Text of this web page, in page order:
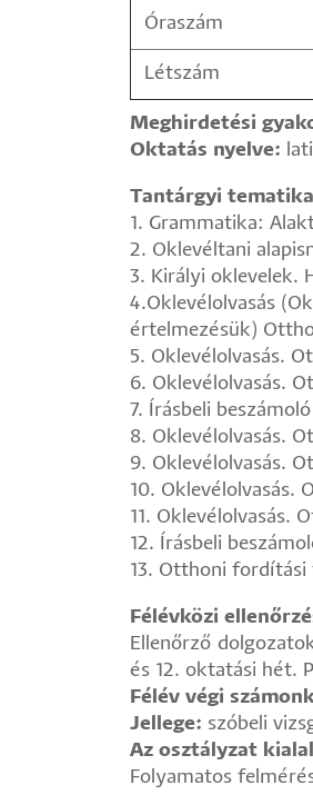
Óraszám
Létszám
Meghirdetési
Oktatás nyelve:
Tantárgyi
1. Grammatika:
2. Oklevéltani
3. Királyi oklevelek.
4.Oklevélolvasás
értelmezésük)
5. Oklevélolvasás.
6. Oklevélolvasás.
7. Írásbeli beszámoló
8. Oklevélolvasás.
9. Oklevélolvasás.
10. Oklevélolvasás.
11. Oklevélolvasás.
12. Írásbeli
13. Otthoni fordítási
Félévközi
Ellenőrző
és 12. oktatási hét.
Félév végi
Jellege: szóbeli
Az osztályzat
Folyamatos